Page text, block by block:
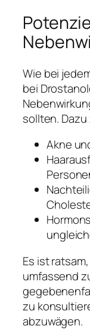
Wie bei
bei
sollten. Dazu
Akne
Es ist
umfassend
zu
abzuwägen.